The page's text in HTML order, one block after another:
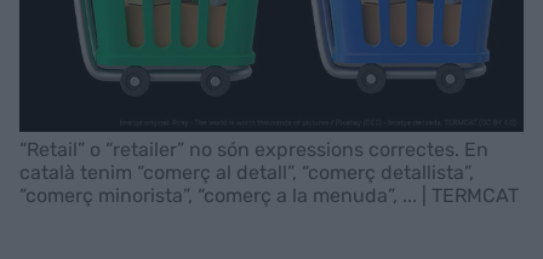
“Retail” o “retailer” no són expressions correctes. En
català tenim “comerç al detall”, “comerç detallista”,
“comerç minorista”, “comerç a la menuda”, ... | TERMCAT